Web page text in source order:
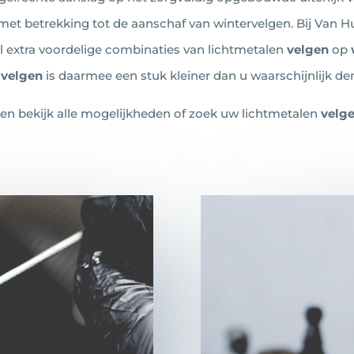
betrekking tot de aanschaf van wintervelgen. Bij Van
extra voordelige combinaties van lichtmetalenvelgen op
velgen is daarmee een stuk kleiner dan u waarschijnlijk
bekijk alle mogelijkheden of zoek uw lichtmetalen